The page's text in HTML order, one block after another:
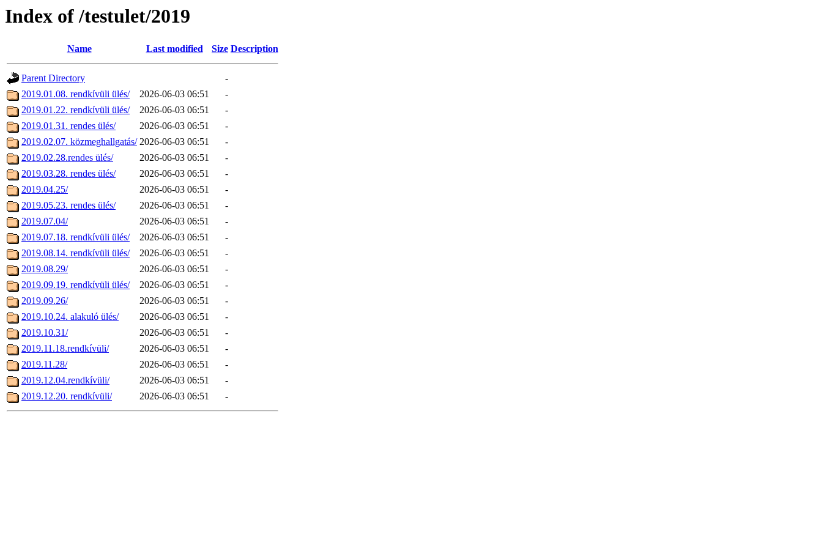
Index of /testulet/2019
Name Last modified Size Description
Parent Directory
-
2019.01.08. rendkívüli ülés/
2026-06-03 06:51
-
2019.01.22. rendkívüli ülés/
2026-06-03 06:51
-
2019.01.31. rendes ülés/
2026-06-03 06:51
-
2019.02.07. közmeghallgatás/ 2026-06-03 06:51
-
2019.02.28.rendes ülés/
2026-06-03 06:51
-
2019.03.28. rendes ülés/
2026-06-03 06:51
-
2019.04.25/
2026-06-03 06:51
-
2019.05.23. rendes ülés/
2026-06-03 06:51
-
2019.07.04/
2026-06-03 06:51
-
2019.07.18. rendkívüli ülés/
2026-06-03 06:51
-
2019.08.14. rendkívüli ülés/
2026-06-03 06:51
-
2019.08.29/
2026-06-03 06:51
-
2019.09.19. rendkívüli ülés/
2026-06-03 06:51
-
2019.09.26/
2026-06-03 06:51
-
2019.10.24. alakuló ülés/
2026-06-03 06:51
-
2019.10.31/
2026-06-03 06:51
-
2019.11.18.rendkívüli/
2026-06-03 06:51
-
2019.11.28/
2026-06-03 06:51
-
2019.12.04.rendkívüli/
2026-06-03 06:51
-
2019.12.20. rendkívüli/
2026-06-03 06:51 -